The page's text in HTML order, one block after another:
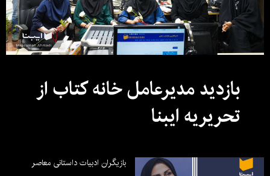
بازدید مدیرعامل خانه کتاب از
تحریریه ایبنا
بازیگران ادبیات داستانی معاصر